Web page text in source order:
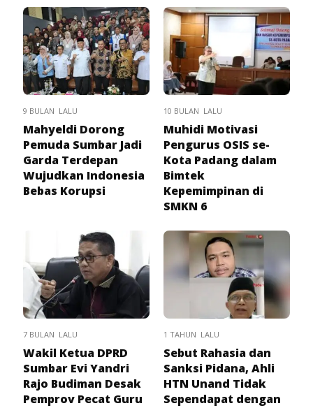
9 BULAN LALU
Mahyeldi Dorong
Pemuda Sumbar Jadi
Garda Terdepan
Wujudkan Indonesia
Bebas Korupsi
10 BULAN LALU
Muhidi Motivasi
Pengurus OSIS se-
Kota Padang dalam
Bimtek
Kepemimpinan di
SMKN 6
7 BULAN LALU
Wakil Ketua DPRD
Sumbar Evi Yandri
Rajo Budiman Desak
Pemprov Pecat Guru
1 TAHUN LALU
Sebut Rahasia dan
Sanksi Pidana, Ahli
HTN Unand Tidak
Sependapat dengan